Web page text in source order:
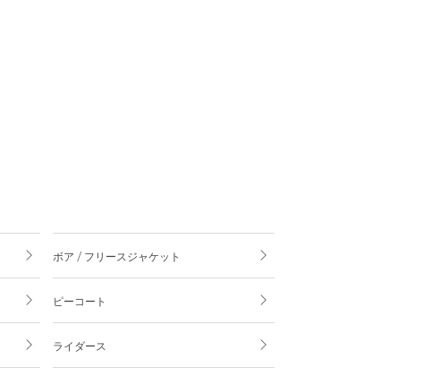
ボア / フリースジャケット
ピーコート
ライダース